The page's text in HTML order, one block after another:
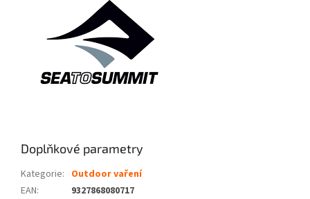
Doplňkové parametry
Kategorie: Outdoor vaření
EAN: 9327868080717